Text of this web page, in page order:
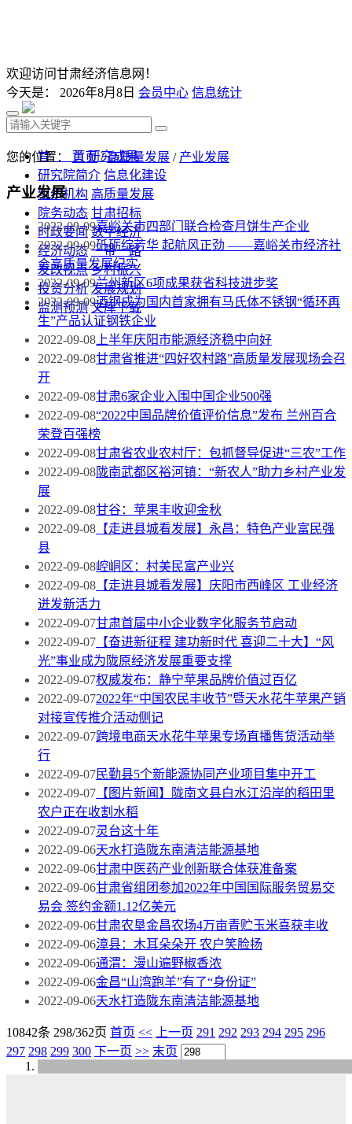
欢迎访问甘肃经济信息网！
今天是： 2026年8月8日 会员中心 信息统计
首 页 研究成果
研究院简介 信息化建设
组织机构 高质量发展
院务动态 甘肃招标
时政要闻 数字经济
经济动态 一带一路
发改视点 乡村振兴
投资分析 发展规划
监测预测 文库下载
您的位置： 首页/高质量发展 / 产业发展
产业发展
2022-09-09嘉峪关市四部门联合检查月饼生产企业
2022-09-09砥砺绽芳华 起航风正劲 ——嘉峪关市经济社
会高质量发展纪实
2022-09-09兰州新区6项成果获省科技进步奖
2022-09-09酒钢成为国内首家拥有马氏体不锈钢“循环再
生”产品认证钢铁企业
2022-09-08上半年庆阳市能源经济稳中向好
2022-09-08甘肃省推进“四好农村路”高质量发展现场会召
开
2022-09-08甘肃6家企业入围中国企业500强
2022-09-08“2022中国品牌价值评价信息”发布 兰州百合
荣登百强榜
2022-09-08甘肃省农业农村厅：包抓督导促进“三农”工作
2022-09-08陇南武都区裕河镇：“新农人”助力乡村产业发
展
2022-09-08甘谷：苹果丰收迎金秋
2022-09-08 【走进县城看发展】永昌：特色产业富民强
县
2022-09-08崆峒区：村美民富产业兴
2022-09-08 【走进县城看发展】庆阳市西峰区 工业经济
迸发新活力
2022-09-07甘肃首届中小企业数字化服务节启动
2022-09-07 【奋进新征程 建功新时代 喜迎二十大】“风
光”事业成为陇原经济发展重要支撑
2022-09-07权威发布：静宁苹果品牌价值过百亿
2022-09-072022年“中国农民丰收节”暨天水花牛苹果产销
对接宣传推介活动侧记
2022-09-07跨境电商天水花牛苹果专场直播售货活动举
行
2022-09-07民勤县5个新能源协同产业项目集中开工
2022-09-07 【图片新闻】陇南文县白水江沿岸的稻田里
农户正在收割水稻
2022-09-07灵台这十年
2022-09-06天水打造陇东南清洁能源基地
2022-09-06甘肃中医药产业创新联合体获准备案
2022-09-06甘肃省组团参加2022年中国国际服务贸易交
易会 签约金额1.12亿美元
2022-09-06甘肃农垦金昌农场4万亩青贮玉米喜获丰收
2022-09-06漳县：木耳朵朵开 农户笑脸扬
2022-09-06通渭：漫山遍野椒香浓
2022-09-06金昌“山湾跑羊”有了“身份证”
2022-09-06天水打造陇东南清洁能源基地
10842条 298/362页 首页 << 上一页 291 292 293 294 295 296
297 298 299 300 下一页 >> 末页